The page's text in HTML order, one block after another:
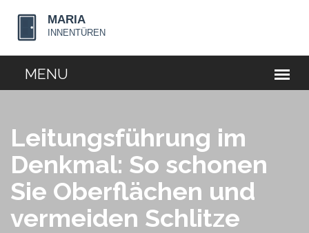
Leitungsführung im
Denkmal: So schonen
Sie Oberflächen und
vermeiden Schlitze